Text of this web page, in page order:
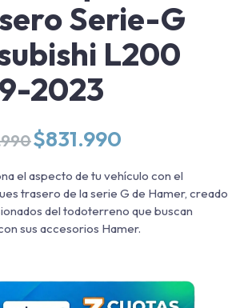
Serie-G
L200
2023
El
precio
original
era:
$1.009.990.
$831.990
actual
es:
$831.990.
el aspecto de tu vehículo con el
trasero de la serie G de Hamer, creado
del todoterreno que buscan
sus accesorios Hamer.